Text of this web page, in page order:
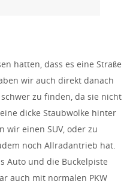
hatten, dass es eine Straße
wir auch direkt danach
zu finden, da sie nicht
dicke Staubwolke hinter
wir einen SUV, oder zu
noch Allradantrieb hat.
Auto und die Buckelpiste
auch mit normalen PKW